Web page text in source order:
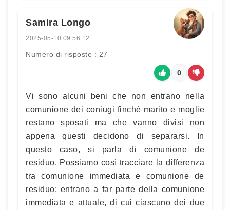
Samira Longo
2025-05-10 09:56:12
Numero di risposte : 27
0
Vi sono alcuni beni che non entrano nella
comunione dei coniugi finché marito e moglie
restano sposati ma che vanno divisi non
appena questi decidono di separarsi. In
questo caso, si parla di comunione de
residuo. Possiamo così tracciare la differenza
tra comunione immediata e comunione de
residuo: entrano a far parte della comunione
immediata e attuale, di cui ciascuno dei due